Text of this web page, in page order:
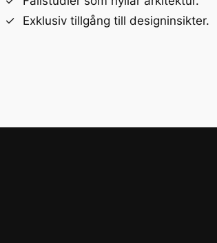
Exklusiv tillgång till designinsikter.